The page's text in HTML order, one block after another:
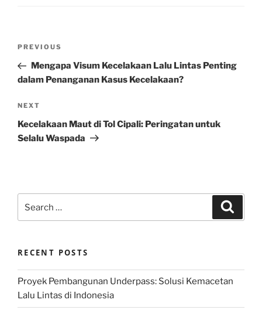
Previous
Post
PREVIOUS
Mengapa Visum Kecelakaan Lalu Lintas Penting
dalam Penanganan Kasus Kecelakaan?
Next
Post
NEXT
Kecelakaan Maut di Tol Cipali: Peringatan untuk
Selalu Waspada
for:
RECENT POSTS
Proyek Pembangunan Underpass: Solusi Kemacetan
Lalu Lintas di Indonesia